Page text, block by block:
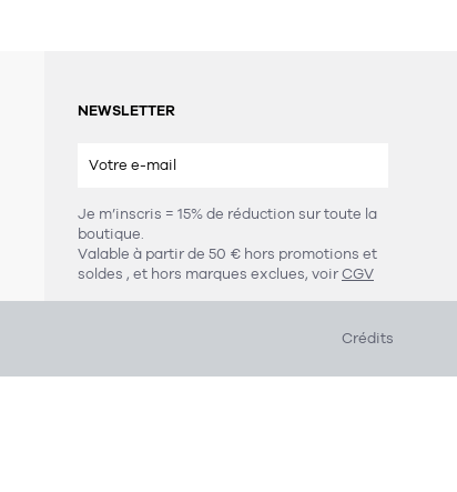
NEWSLETTER
Je m’inscris = 15% de réduction sur toute la
boutique.
Valable à partir de 50 € hors promotions et
soldes , et hors marques exclues, voirCGV
Crédits